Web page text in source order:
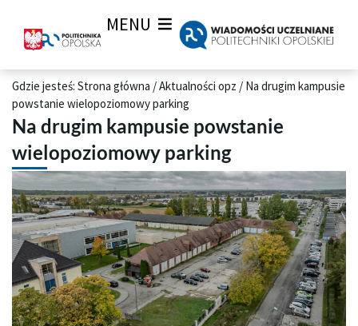
MENU
Gdzie jesteś: Strona główna /Aktualności opz / Na drugim kampusie
powstanie wielopoziomowy parking
Na drugim kampusie powstanie
wielopoziomowy parking